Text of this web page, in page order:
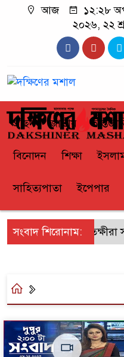
আজ
১২:২৮
২০২৬, ২২
প্রচ্ছদ জাতীয়
বিনোদন শিক্ষা
সাহিত্যপাতা ইপেপার
সংবাদ শিরোনাম:সাতক্ষীরা